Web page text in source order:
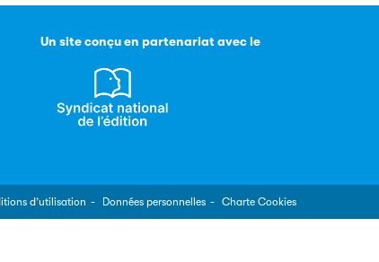
Un site conçu en partenariat avec le
d’utilisation Données personnelles Charte Cookies